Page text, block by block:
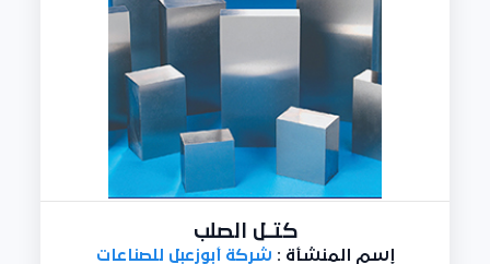
ﻛﺘــﻞ اﻟﺼﻠﺐ
إسم المنشأة : شركة أبوزعبل للصناعات